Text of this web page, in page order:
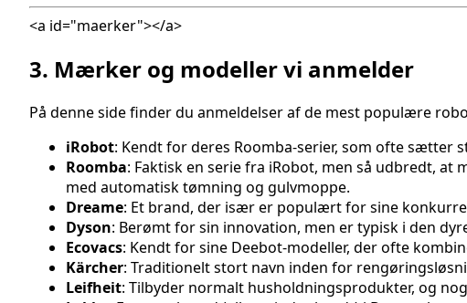
<a id="maerker"></a>
3. Mærker og modeller vi anmelder
På denne side finder du anmeldelser af de mest populære
iRobot: Kendt for deres Roomba-serier, som ofte sætter
Roomba: Faktisk en serie fra iRobot, men så udbredt,
med automatisk tømning og gulvmoppe.
Dreame: Et brand, der især er populært for sine
Dyson: Berømt for sin innovation, men er typisk i den
Ecovacs: Kendt for sine Deebot-modeller, der ofte
Kärcher: Traditionelt stort navn inden for
Leifheit: Tilbyder normalt husholdningsprodukter, og